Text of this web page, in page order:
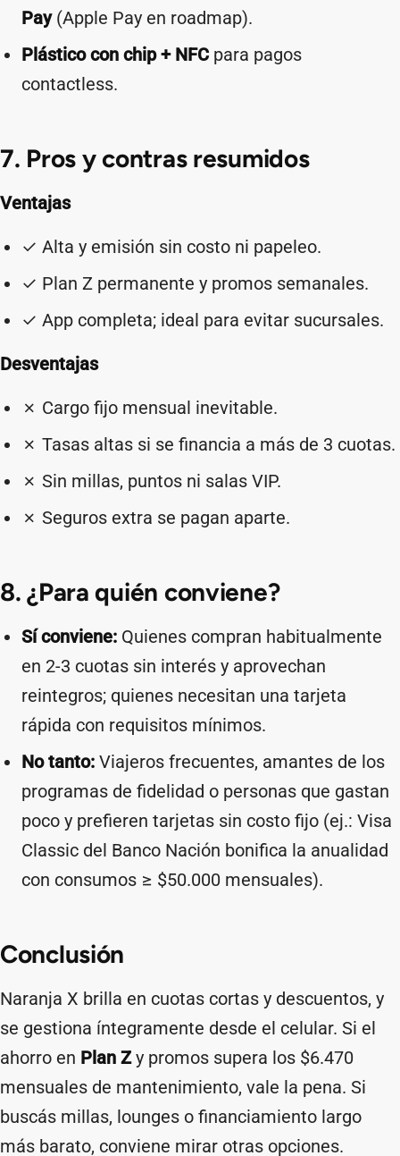
Pay(Apple Pay en roadmap).
Plástico con chip + NFC para pagos
contactless.
7. Pros y contras resumidos
Ventajas
✓ Alta y emisión sin costo ni papeleo.
✓ Plan Z permanente y promos semanales.
✓ App completa; ideal para evitar sucursales.
Desventajas
✗ Cargo fijo mensual inevitable.
✗ Tasas altas si se financia a más de 3 cuotas.
✗ Sin millas, puntos ni salas VIP.
✗ Seguros extra se pagan aparte.
8. ¿Para quién conviene?
Sí conviene: Quienes compran habitualmente
en 2-3 cuotas sin interés y aprovechan
reintegros; quienes necesitan una tarjeta
rápida con requisitos mínimos.
No tanto: Viajeros frecuentes, amantes de los
programas de fidelidad o personas que gastan
poco y prefieren tarjetas sin costo fijo (ej.: Visa
Classic del Banco Nación bonifica la anualidad
con consumos ≥ $50.000 mensuales).
Conclusión
Naranja X brilla en cuotas cortas y descuentos, y
se gestiona íntegramente desde el celular. Si el
ahorro en Plan Zy promos supera los $6.470
mensuales de mantenimiento, vale la pena. Si
buscás millas, lounges o financiamiento largo
más barato, conviene mirar otras opciones.